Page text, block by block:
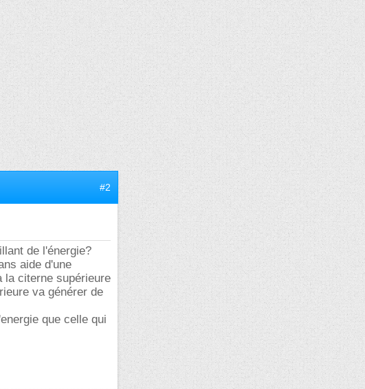
#2
de l'énergie?
aide d'une
la citerne supérieure
va générer de
que celle qui